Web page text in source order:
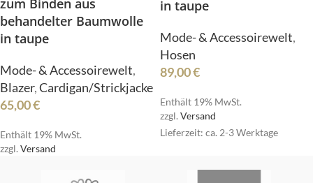
zum Binden aus
behandelter Baumwolle
in taupe
Mode- & Accessoirewelt,
Blazer,Cardigan/Strickjacke
65,00€
Enthält 19% MwSt.
zzgl.Versand
in taupe
Mode- & Accessoirewelt,
Hosen
89,00€
Enthält 19% MwSt.
zzgl.Versand
Lieferzeit: ca. 2-3 Werktage